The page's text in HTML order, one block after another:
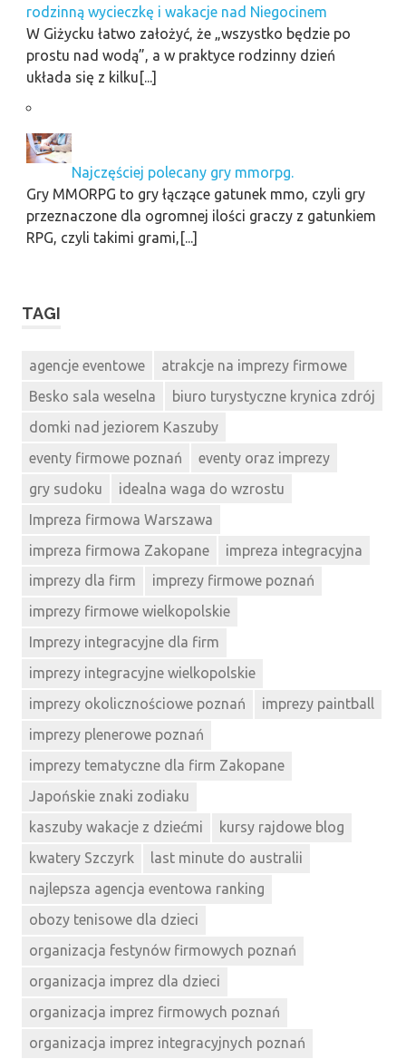
rodzinną wycieczkę i wakacje nad Niegocinem
W Giżycku łatwo założyć, że „wszystko będzie po
prostu nad wodą”, a w praktyce rodzinny dzień
układa się z kilku[...]
Najczęściej polecany gry mmorpg.
Gry MMORPG to gry łączące gatunek mmo, czyli gry
przeznaczone dla ogromnej ilości graczy z gatunkiem
RPG, czyli takimi grami,[...]
TAGI
agencje eventowe
atrakcje na imprezy firmowe
Besko sala weselna
biuro turystyczne krynica zdrój
domki nad jeziorem Kaszuby
eventy firmowe poznań
eventy oraz imprezy
gry sudoku
idealna waga do wzrostu
Impreza firmowa Warszawa
impreza firmowa Zakopane
impreza integracyjna
imprezy dla firm
imprezy firmowe poznań
imprezy firmowe wielkopolskie
Imprezy integracyjne dla firm
imprezy integracyjne wielkopolskie
imprezy okolicznościowe poznań
imprezy paintball
imprezy plenerowe poznań
imprezy tematyczne dla firm Zakopane
Japońskie znaki zodiaku
kaszuby wakacje z dziećmi
kursy rajdowe blog
kwatery Szczyrk
last minute do australii
najlepsza agencja eventowa ranking
obozy tenisowe dla dzieci
organizacja festynów firmowych poznań
organizacja imprez dla dzieci
organizacja imprez firmowych poznań
organizacja imprez integracyjnych poznań